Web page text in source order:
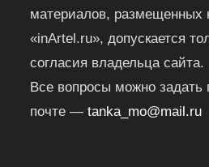
материалов, размещенных
«inArtel.ru», допускается
согласия владельца сайта.
Все вопросы можно задать
почте —tanka_mo@mail.ru